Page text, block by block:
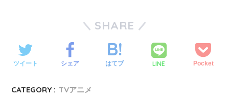
SHARE
ツイート シェア はてブ LINE Pocket
CATEGORY : TVアニメ